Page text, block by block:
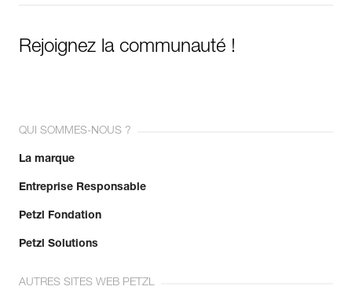
Rejoignez la communauté !
QUI SOMMES-NOUS ?
La marque
Entreprise Responsable
Petzl Fondation
Petzl Solutions
AUTRES SITES WEB PETZL